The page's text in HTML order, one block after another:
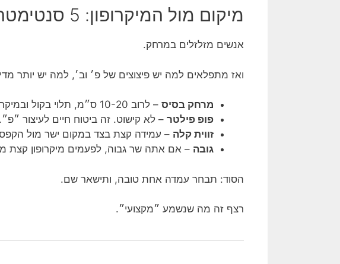
מיקום מול המיקרופון: 5 סנטימטרים שעושים קריירה
אנשים מזלזלים במרחק.
ואז מתפלאים למה יש פיצוצים של פ׳ וב׳, למה יש יותר
מרחק בסיס – לרוב 10-20 ס״מ, תלוי בקול ובמיקרופון.
פופ פילטר – לא קישוט. זה ביטוח חיים לעיצור ״פ״.
זווית קלה – עמידה קצת בצד במקום ישר מול
גובה – אם אתה שר גבוה, לפעמים מיקרופון קצת
הסוד: תבחר עמדה אחת טובה, ותישאר שם.
רצף זה מה שנשמע ״מקצועי״.